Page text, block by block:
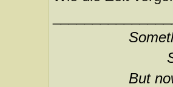
But